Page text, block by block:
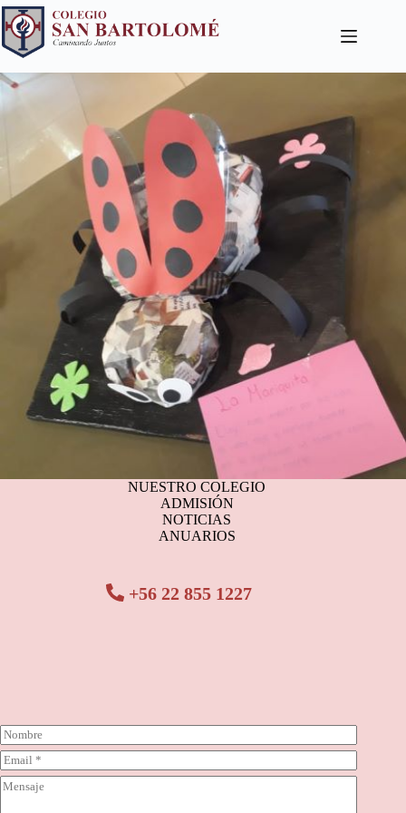
NUESTRO COLEGIO
ADMISIÓN
NOTICIAS
ANUARIOS
+56 22 855 1227
N
o
m
b
r
C
o
r
C